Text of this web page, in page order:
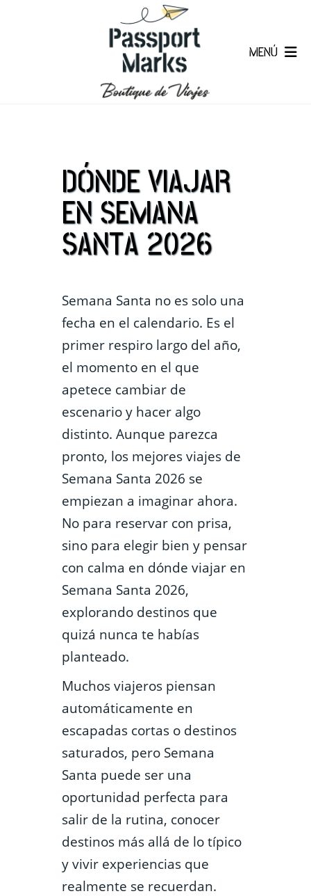
MENÚ
DÓNDE VIAJAR
EN SEMANA
SANTA 2026
Semana Santa no es solo una
fecha en el calendario. Es el
primer respiro largo del año,
el momento en el que
apetece cambiar de
escenario y hacer algo
distinto. Aunque parezca
pronto, los mejores viajes de
Semana Santa 2026 se
empiezan a imaginar ahora.
No para reservar con prisa,
sino para elegir bien y pensar
con calma en dónde viajar en
Semana Santa 2026,
explorando destinos que
quizá nunca te habías
planteado.
Muchos viajeros piensan
automáticamente en
escapadas cortas o destinos
saturados, pero Semana
Santa puede ser una
oportunidad perfecta para
salir de la rutina, conocer
destinos más allá de lo típico
y vivir experiencias que
realmente se recuerdan.